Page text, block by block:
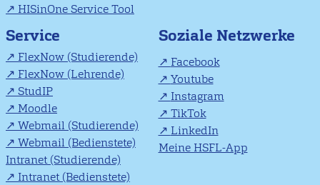
HISinOne Service Tool
Service
FlexNow (Studierende)
FlexNow (Lehrende)
StudIP
Moodle
Webmail (Studierende)
Webmail (Bedienstete)
Intranet (Studierende)
Intranet (Bedienstete)
Soziale Netzwerke
Facebook
Youtube
Instagram
TikTok
LinkedIn
Meine HSFL-App